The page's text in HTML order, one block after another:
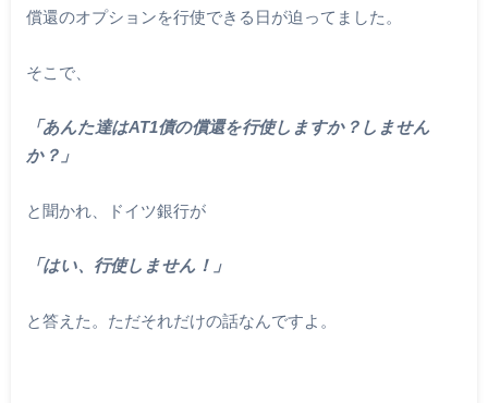
償還のオプションを行使できる日が迫ってました。
そこで、
「あんた達はAT1債の償還を行使しますか？しません
か？」
と聞かれ、ドイツ銀行が
「はい、行使しません！」
と答えた。ただそれだけの話なんですよ。